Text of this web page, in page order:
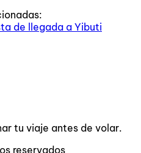
de llegada a Yibuti
tu viaje antes de volar.
reservados